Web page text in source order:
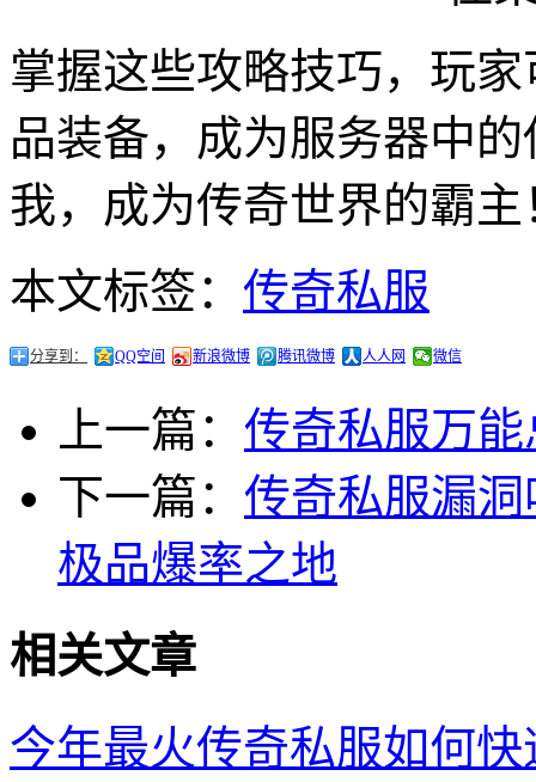
掌握这些攻略技巧，玩
品装备，成为服务器中
我，成为传奇世界的霸主
本文标签： 传奇私服
分享到： QQ空间 新浪微博 腾讯微博 人人网 微信
上一篇： 传奇私服万
下一篇： 传奇私服漏
极品爆率之地
相关文章
今年最火传奇私服如何